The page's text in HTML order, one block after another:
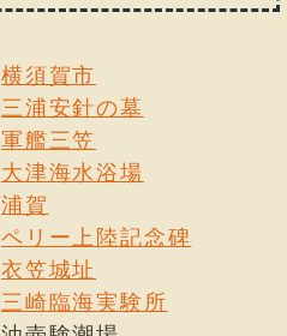
横須賀市
三浦安針の墓
軍艦三笠
大津海水浴場
浦賀
ペリー上陸記念碑
衣笠城址
三崎臨海実験所